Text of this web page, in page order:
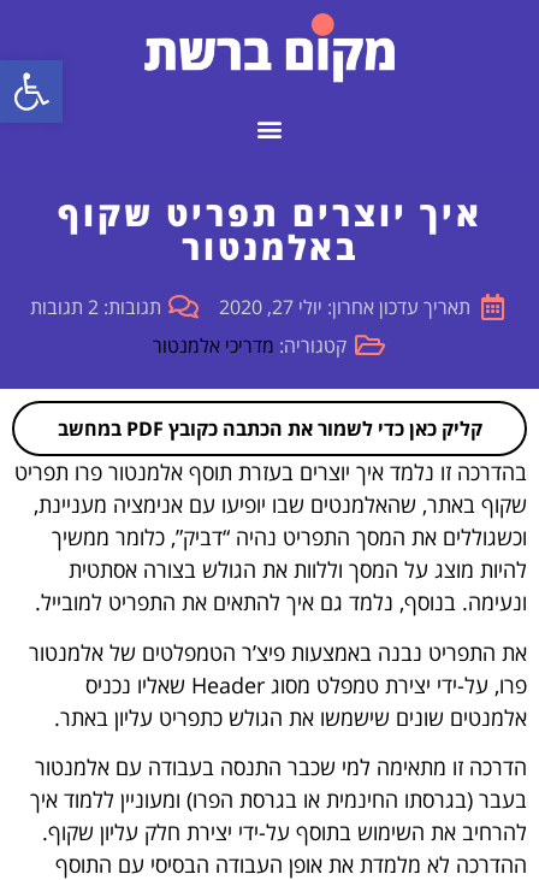
איך יוצרים תפריט שקוף
באלמנטור
תאריך עדכון אחרון: יולי 27, 2020
תגובות: 2 תגובות
קטגוריה: מדריכי אלמנטור
קליק כאן כדי לשמור את הכתבה כקובץ PDF במחשב
בהדרכה זו נלמד איך יוצרים בעזרת תוסף אלמנטור פרו תפריט
שקוף באתר, שהאלמנטים שבו יופיעו עם אנימציה מעניינת,
וכשגוללים את המסך התפריט נהיה “דביק”, כלומר ממשיך
להיות מוצג על המסך וללוות את הגולש בצורה אסתטית
ונעימה. בנוסף, נלמד גם איך להתאים את התפריט למובייל.
את התפריט נבנה באמצעות פיצ’ר הטמפלטים של אלמנטור
פרו, על-ידי יצירת טמפלט מסוג Header שאליו נכניס
אלמנטים שונים שישמשו את הגולש כתפריט עליון באתר.
הדרכה זו מתאימה למי שכבר התנסה בעבודה עם אלמנטור
בעבר (בגרסתו החינמית או בגרסת הפרו) ומעוניין ללמוד איך
להרחיב את השימוש בתוסף על-ידי יצירת חלק עליון שקוף.
ההדרכה לא מלמדת את אופן העבודה הבסיסי עם התוסף